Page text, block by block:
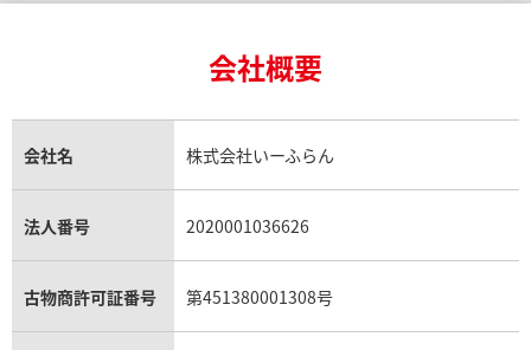
24金買取
金貨買取
貴金属買取
銀・シルバー買取
パラジウム買取
エメラルド買取
トパーズ買取
タンザナイト買取
キャッツアイ買取
アクアマリン買取
ロレックス サブマリーナー買取
ロレックス エクスプローラー買取
ロレックス デイトジャスト買取
パテック フィリップノーチラス買取
ヴァシュロン・コンスタンタン買取
オメガ買取
シャネル マトラッセ買取
セリーヌ買取
プラダ買取
ヴァンクリーフ＆アーペル買取
ショーメ買取
ダミアーニ買取
モーブッサン買取
会社概要
会社名 株式会社いーふらん
法人番号 2020001036626
古物商許可証番号 第451380001308号